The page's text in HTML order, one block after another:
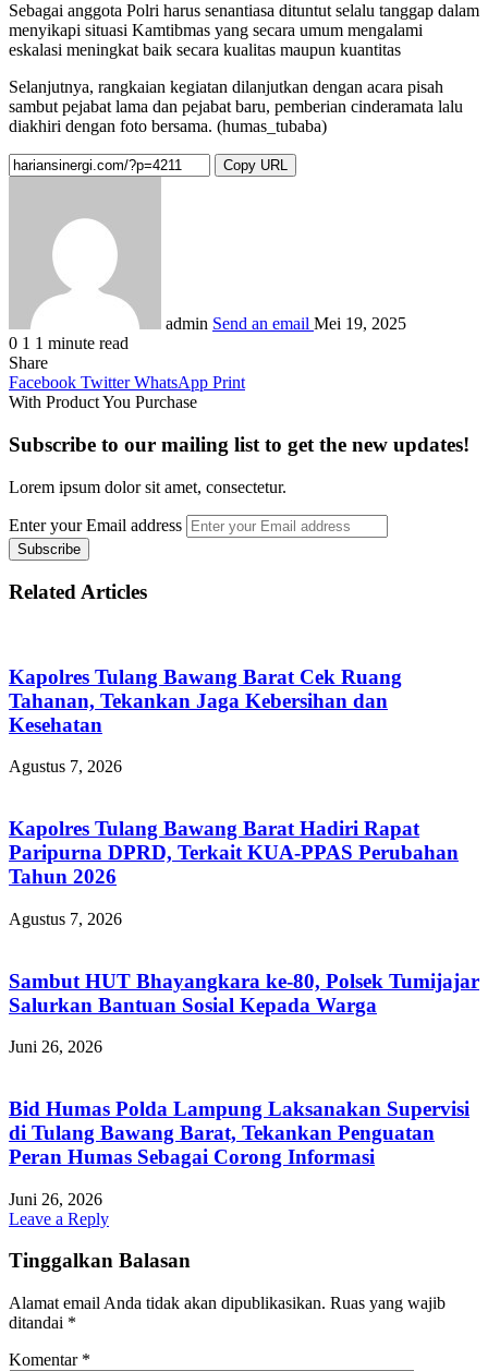
Sebagai anggota Polri harus senantiasa dituntut selalu tanggap dalam
menyikapi situasi Kamtibmas yang secara umum mengalami
eskalasi meningkat baik secara kualitas maupun kuantitas
Selanjutnya, rangkaian kegiatan dilanjutkan dengan acara pisah
sambut pejabat lama dan pejabat baru, pemberian cinderamata lalu
diakhiri dengan foto bersama. (humas_tubaba)
Copy URL
admin Send an email Mei 19, 2025
0 1 1 minute read
Share
Facebook Twitter WhatsApp Print
With Product You Purchase
Subscribe to our mailing list to get the new updates!
Lorem ipsum dolor sit amet, consectetur.
Enter your Email address
Related Articles
Kapolres Tulang Bawang Barat Cek Ruang
Tahanan, Tekankan Jaga Kebersihan dan
Kesehatan
Agustus 7, 2026
Kapolres Tulang Bawang Barat Hadiri Rapat
Paripurna DPRD, Terkait KUA-PPAS Perubahan
Tahun 2026
Agustus 7, 2026
Sambut HUT Bhayangkara ke-80, Polsek Tumijajar
Salurkan Bantuan Sosial Kepada Warga
Juni 26, 2026
Bid Humas Polda Lampung Laksanakan Supervisi
di Tulang Bawang Barat, Tekankan Penguatan
Peran Humas Sebagai Corong Informasi
Juni 26, 2026
Leave a Reply
Tinggalkan Balasan
Alamat email Anda tidak akan dipublikasikan. Ruas yang wajib
ditandai *
Komentar *